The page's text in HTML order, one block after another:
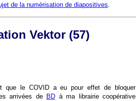
de la numérisation de diapositives
Vektor (57)
que le COVID a eu pour effet de bloquer
arrivées de BD à ma librairie coopérative